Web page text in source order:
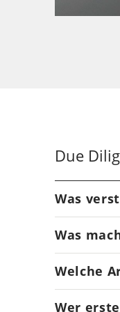
Due
Was
„gebotene
komplexer
Purchaser
beauftragt
Was
rechtlichen
Umstände
Welche
Wer